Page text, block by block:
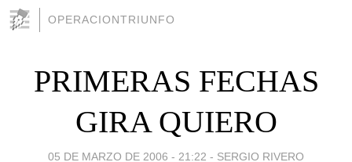
OPERACIONTRIUNFO
PRIMERAS FECHAS
GIRA QUIERO
05 DE MARZO DE 2006 - 21:22 - SERGIO RIVERO